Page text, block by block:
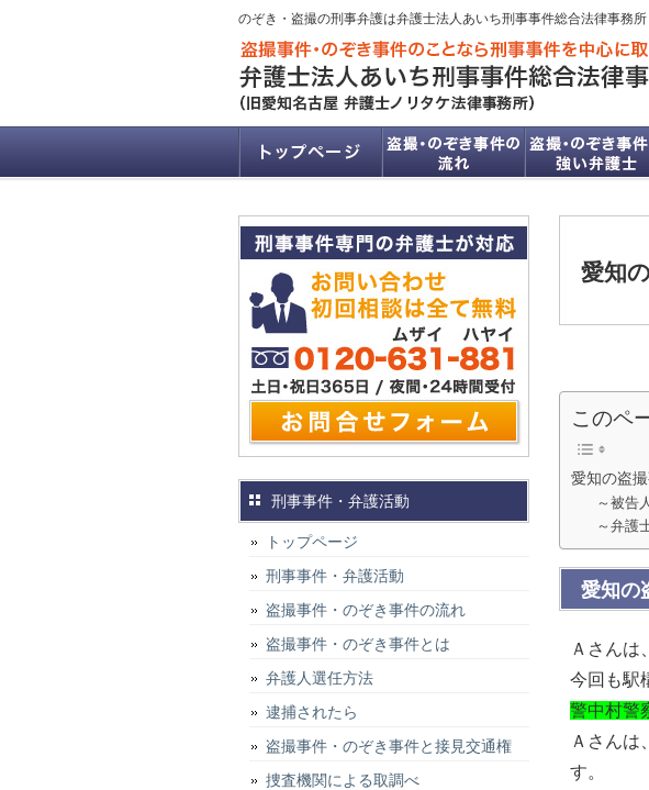
のぞき・盗撮の刑事弁護は弁護士法人あいち刑事事件総合法律事務所
愛知
このペ
愛知の盗
～被告
～弁護
愛知の
Ａさんは、
今回も駅
警中村警
Ａさんは
す。
刑事事件・弁護活動
トップページ
刑事事件・弁護活動
盗撮事件・のぞき事件の流れ
盗撮事件・のぞき事件とは
弁護人選任方法
逮捕されたら
盗撮事件・のぞき事件と接見交通権
捜査機関による取調べ